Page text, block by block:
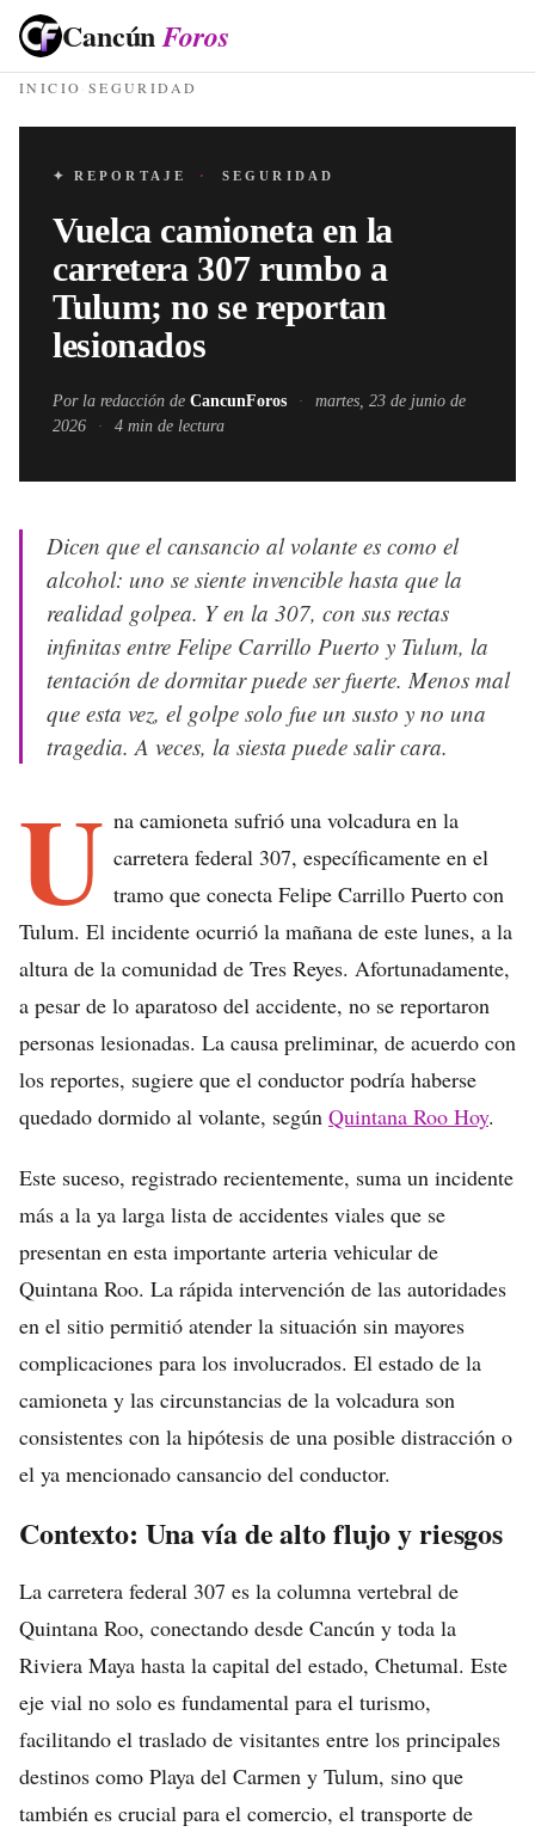
CancúnForos
INICIO· SEGURIDAD
✦ REPORTAJE · SEGURIDAD
Vuelca camioneta en la
carretera 307 rumbo a
Tulum; no se reportan
lesionados
Por la redacción de CancunForos ·
martes, 23 de junio de
2026
· 4 min de lectura
Dicen que el cansancio al volante es como el
alcohol: uno se siente invencible hasta que la
realidad golpea. Y en la 307, con sus rectas
infinitas entre Felipe Carrillo Puerto y Tulum, la
tentación de dormitar puede ser fuerte. Menos mal
que esta vez, el golpe solo fue un susto y no una
tragedia. A veces, la siesta puede salir cara.
U na camioneta sufrió una volcadura en la
carretera federal 307, específicamente en el
tramo que conecta Felipe Carrillo Puerto con
Tulum. El incidente ocurrió la mañana de este lunes, a la
altura de la comunidad de Tres Reyes. Afortunadamente,
a pesar de lo aparatoso del accidente, no se reportaron
personas lesionadas. La causa preliminar, de acuerdo con
los reportes, sugiere que el conductor podría haberse
quedado dormido al volante, según Quintana Roo Hoy.
Este suceso, registrado recientemente, suma un incidente
más a la ya larga lista de accidentes viales que se
presentan en esta importante arteria vehicular de
Quintana Roo. La rápida intervención de las autoridades
en el sitio permitió atender la situación sin mayores
complicaciones para los involucrados. El estado de la
camioneta y las circunstancias de la volcadura son
consistentes con la hipótesis de una posible distracción o
el ya mencionado cansancio del conductor.
Contexto: Una vía de alto flujo y riesgos
La carretera federal 307 es la columna vertebral de
Quintana Roo, conectando desde Cancún y toda la
Riviera Maya hasta la capital del estado, Chetumal. Este
eje vial no solo es fundamental para el turismo,
facilitando el traslado de visitantes entre los principales
destinos como Playa del Carmen y Tulum, sino que
también es crucial para el comercio, el transporte de